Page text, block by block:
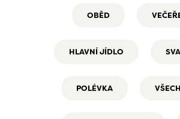
OBĚD
HLAVNÍ JÍDLO
POLÉVKA